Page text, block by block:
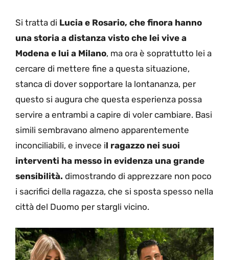
Si tratta di Lucia e Rosario, che finora hanno
una storia a distanza visto che lei vive a
Modena e lui a Milano, ma ora è soprattutto lei a
cercare di mettere fine a questa situazione,
stanca di dover sopportare la lontananza, per
questo si augura che questa esperienza possa
servire a entrambi a capire di voler cambiare. Basi
simili sembravano almeno apparentemente
inconciliabili, e invece il ragazzo nei suoi
interventi ha messo in evidenza una grande
sensibilità. dimostrando di apprezzare non poco
i sacrifici della ragazza, che si sposta spesso nella
città del Duomo per stargli vicino.